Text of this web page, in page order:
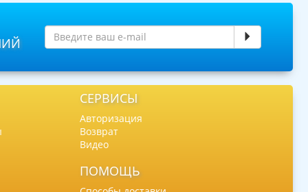
СЕРВИСЫ
Авторизация
Возврат
Видео
ПОМОЩЬ